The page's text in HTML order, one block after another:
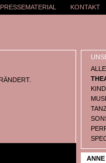
PRESSEMATERIAL KONTAKT
TANZ
ANNE